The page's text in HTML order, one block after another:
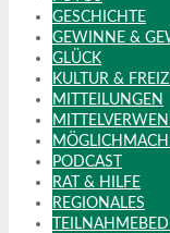
GESCHICHTE
GEWINNE &
GLÜCK
KULTUR &
MITTEILUNGEN
PODCAST
RAT & HILFE
REGIONALES